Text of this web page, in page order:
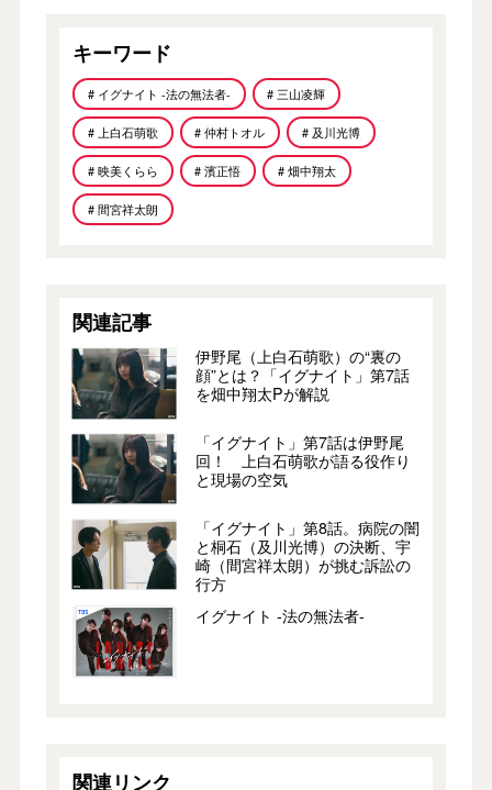
キーワード
# イグナイト -法の無法者- # 三山凌輝
# 上白石萌歌 # 仲村トオル # 及川光博
# 映美くらら # 濱正悟 # 畑中翔太
# 間宮祥太朗
関連記事
伊野尾（上白石萌歌）の“裏の
顔”とは？「イグナイト」第7話
を畑中翔太Pが解説
「イグナイト」第7話は伊野尾
回！ 上白石萌歌が語る役作り
と現場の空気
「イグナイト」第8話。病院の闇
と桐石（及川光博）の決断、宇
崎（間宮祥太朗）が挑む訴訟の
行方
イグナイト -法の無法者-
関連リンク